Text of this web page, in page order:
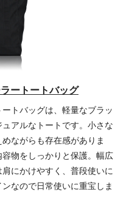
ートートバッグ
トバッグは、軽量なブラッ
アルなトートです。小さな
ながらも存在感がありま
物をしっかりと保護。幅広
にかけやすく、普段使いに
なので日常使いに重宝しま